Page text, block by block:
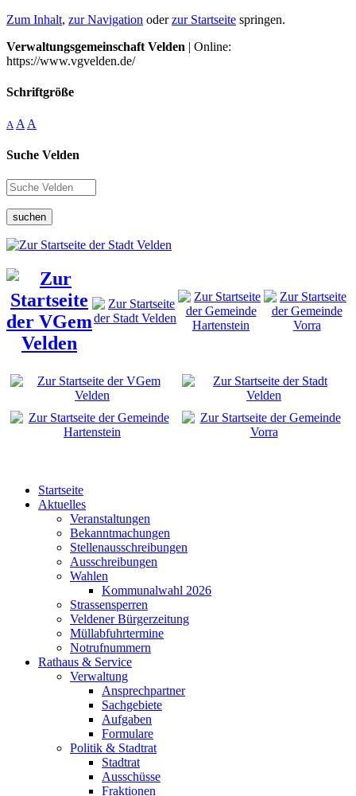
Zum Inhalt, zur Navigation oderzur Startseite springen.
Verwaltungsgemeinschaft Velden | Online:
https://www.vgvelden.de/
Schriftgröße
A A A
Suche Velden
suchen
Startseite
Aktuelles
Veranstaltungen
Bekanntmachungen
Stellenausschreibungen
Ausschreibungen
Wahlen
Kommunalwahl 2026
Strassensperren
Veldener Bürgerzeitung
Müllabfuhrtermine
Notrufnummern
Rathaus & Service
Verwaltung
Ansprechpartner
Sachgebiete
Aufgaben
Formulare
Politik & Stadtrat
Stadtrat
Ausschüsse
Fraktionen